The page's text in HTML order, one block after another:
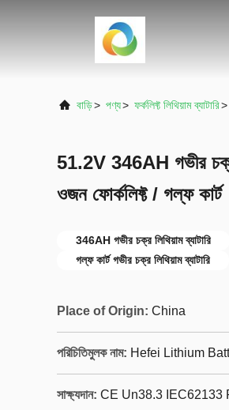
বাড়ি> পণ্য> ফর্কলিফ্ট লিথিয়াম ব্যাটারি>
51.2V 346AH গভীর
ওজন ফোর্কলিফ্ট / গল্ফ কার্ট
346AH গভীর চক্র লিথিয়াম ব্যাটারি
গল্ফ কার্ট গভীর চক্র লিথিয়াম ব্যাটারি
Place of Origin: China
পরিচিতিমুলক নাম: Hefei Lithium
সাক্ষ্যদান: CE Un38.3 IEC62133